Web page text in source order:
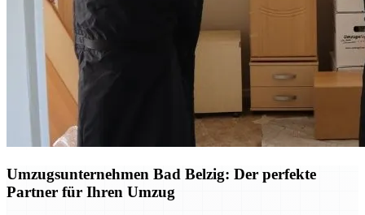
Umzugsunternehmen Bad Belzig: Der perfekte
Partner für Ihren Umzug